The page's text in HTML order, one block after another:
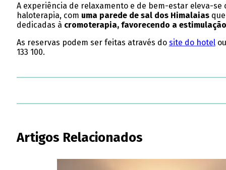
A experiência de relaxamento e de bem-estar eleva-se
haloterapia, com uma parede de sal dos Himalaiasque
dedicadas à cromoterapia, favorecendo a
As reservas podem ser feitas através do site do hotel
133 100.
Artigos Relacionados